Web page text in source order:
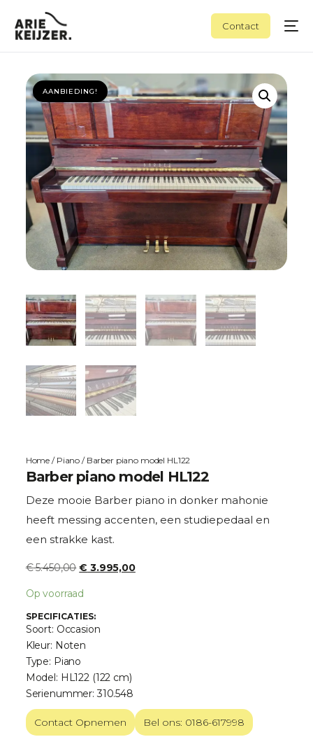
Contact
AANBIEDING!
Home / Piano / Barber piano model HL122
Barber piano model HL122
Deze mooie Barber piano in donker mahonie
heeft messing accenten, een studiepedaal en
een strakke kast.
€5.450,00 € 3.995,00
Op voorraad
SPECIFICATIES:
Soort: Occasion
Kleur: Noten
Type: Piano
Model: HL122 (122 cm)
Serienummer: 310.548
Contact Opnemen Bel ons: 0186-617998